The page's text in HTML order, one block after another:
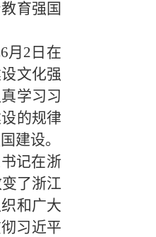
育强国
6月 2 日在
文化强
学习习
的规律
建设。
记在浙
了浙江
和广大
习近平